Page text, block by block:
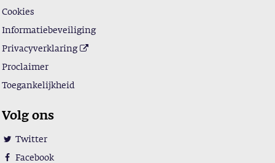
Cookies
Informatiebeveiliging
Privacyverklaring
Proclaimer
Toegankelijkheid
Volg ons
Twitter
Facebook